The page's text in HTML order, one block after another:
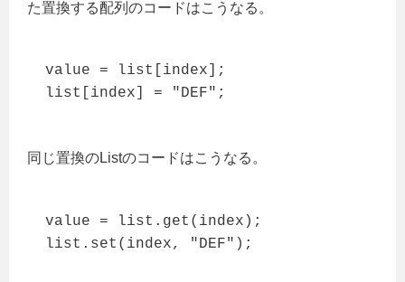
た置換する配列のコードはこうなる。
value = list[index];
list[index] = "DEF";
同じ置換のListのコードはこうなる。
value = list.get(index);
list.set(index, "DEF");